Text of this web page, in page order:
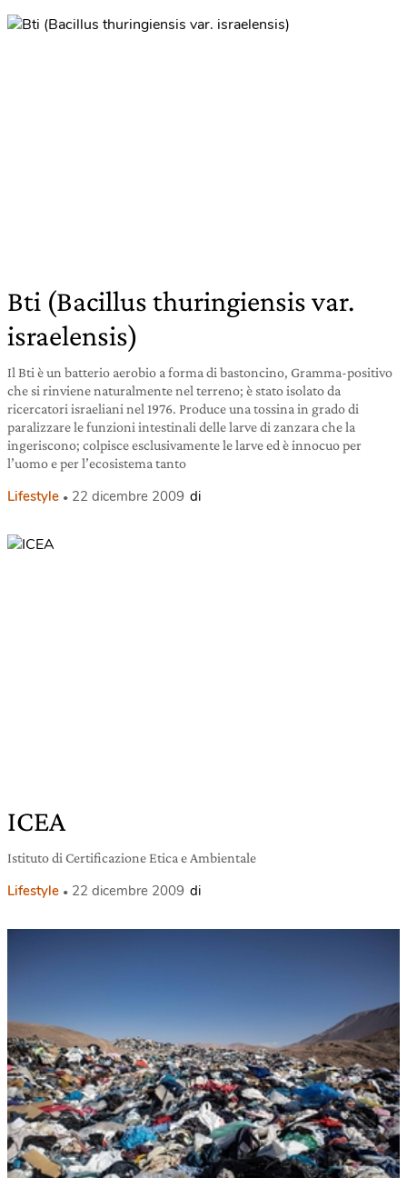
Bti (Bacillus thuringiensis var.
israelensis)
Il Bti è un batterio aerobio a forma di bastoncino, Gramma-positivo
che si rinviene naturalmente nel terreno; è stato isolato da
ricercatori israeliani nel 1976. Produce una tossina in grado di
paralizzare le funzioni intestinali delle larve di zanzara che la
ingeriscono; colpisce esclusivamente le larve ed è innocuo per
l’uomo e per l’ecosistema tanto
Lifestyle 22 dicembre 2009 di
ICEA
Istituto di Certificazione Etica e Ambientale
Lifestyle 22 dicembre 2009 di